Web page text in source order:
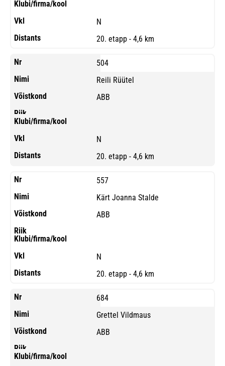
N
20. etapp - 4,6 km
504
Reili Rüütel
ABB
N
20. etapp - 4,6 km
557
Kärt Joanna Stalde
ABB
N
20. etapp - 4,6 km
684
Grettel Vildmaus
ABB